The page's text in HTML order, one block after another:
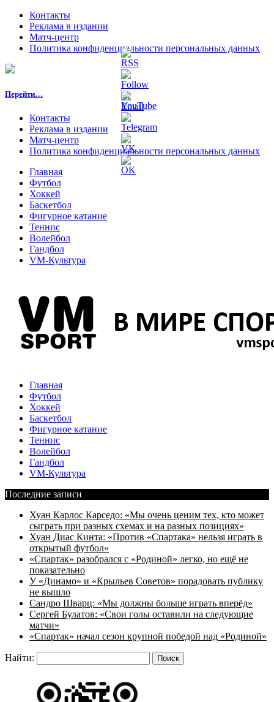
Контакты
Реклама в издании
Матч-центр
Политика конфиденциальности персональных данных
Перейти…
Контакты
Реклама в издании
Матч-центр
Политика конфиденциальности персональных данных
Главная
Футбол
Хоккей
Баскетбол
Фигурное катание
Теннис
Волейбол
Гандбол
VM-Культура
Главная
Футбол
Хоккей
Баскетбол
Фигурное катание
Теннис
Волейбол
Гандбол
VM-Культура
Последние записи
Хуан Карлос Карседо: «Мы очень ценим тех, кто может
сыграть при разных схемах и на разных позициях»
Хуан Диас Кинта: «Против «Спартака» нельзя играть в
открытый футбол»
«Спартак» разобрался с «Родиной» легко, но ещё не
показательно
У «Динамо» и «Крыльев Советов» порадовать публику
не вышло
Сандро Шварц: «Мы должны больше играть вперёд»
Сергей Булатов: «Свои голы оставили на следующие
матчи»
«Спартак» начал сезон крупной победой над «Родиной»
Найти: